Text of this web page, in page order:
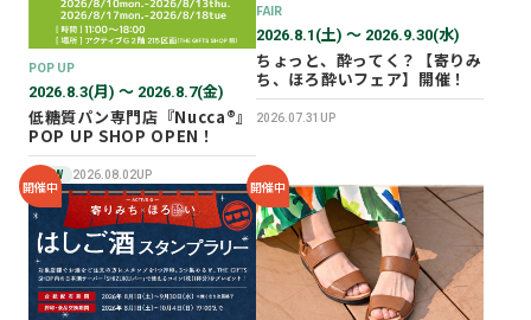
POP UP
2026.8.3(月) 〜 2026.8.7(金)
低糖質パン専門店『Nucca®』
POP UP SHOP OPEN！
NEW 2026.08.02UP
FAIR
2026.8.1(土) 〜 2026.9.30(水)
ちょっと、酔ってく？【寄りみ
ち、ほろ酔いフェア】開催！
2026.07.31UP
開催中 開催中